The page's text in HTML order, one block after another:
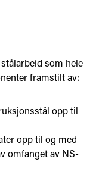
som hele
framstilt av:
opp til
opp til og med
omfanget av NS-